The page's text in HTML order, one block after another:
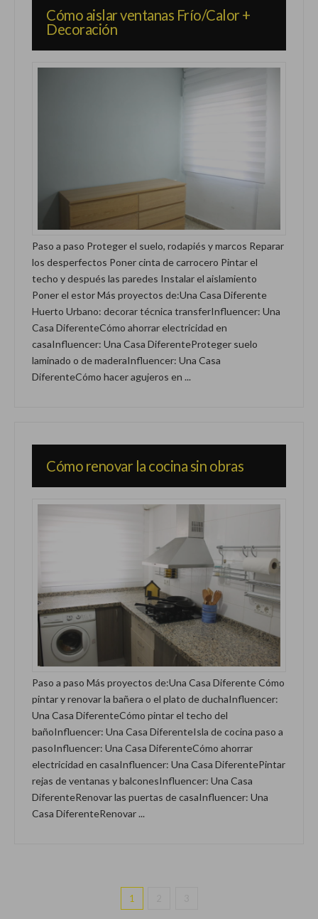
Cómo aislar ventanas Frío/Calor +
Decoración
Paso a paso Proteger el suelo, rodapiés y marcos Reparar
los desperfectos Poner cinta de carrocero Pintar el
techo y después las paredes Instalar el aislamiento
Poner el estor Más proyectos de:Una Casa Diferente
Huerto Urbano: decorar técnica transferInfluencer: Una
Casa DiferenteCómo ahorrar electricidad en
casaInfluencer: Una Casa DiferenteProteger suelo
laminado o de maderaInfluencer: Una Casa
DiferenteCómo hacer agujeros en ...
Cómo renovar la cocina sin obras
Paso a paso Más proyectos de:Una Casa Diferente Cómo
pintar y renovar la bañera o el plato de duchaInfluencer:
Una Casa DiferenteCómo pintar el techo del
bañoInfluencer: Una Casa DiferenteIsla de cocina paso a
pasoInfluencer: Una Casa DiferenteCómo ahorrar
electricidad en casaInfluencer: Una Casa DiferentePintar
rejas de ventanas y balconesInfluencer: Una Casa
DiferenteRenovar las puertas de casaInfluencer: Una
Casa DiferenteRenovar ...
1